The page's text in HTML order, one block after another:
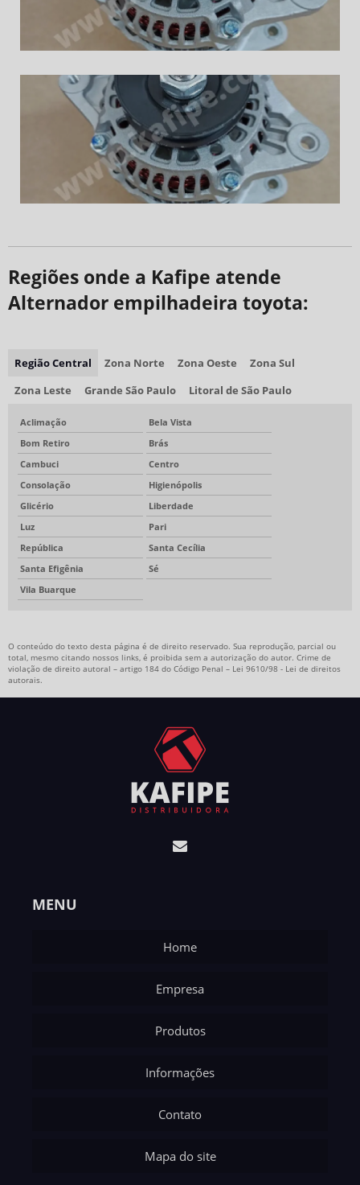
Regiões onde a Kafipe atende
Alternador empilhadeira toyota:
Região Central Zona Norte Zona Oeste
Zona Sul
Zona Leste
Grande São Paulo Litoral de São Paulo
Aclimação
Bela Vista
Bom Retiro
Brás
Cambuci
Centro
Consolação
Higienópolis
Glicério
Liberdade
Luz
Pari
República
Santa Cecília
Santa Efigênia
Sé
Vila Buarque
O conteúdo do texto desta página é de direito reservado. Sua reprodução, parcial ou
total, mesmo citando nossos links, é proibida sem a autorização do autor. Crime de
violação de direito autoral – artigo 184 do Código Penal – Lei 9610/98 - Lei de direitos
autorais.
MENU
Home
Empresa
Produtos
Informações
Contato
Mapa do site